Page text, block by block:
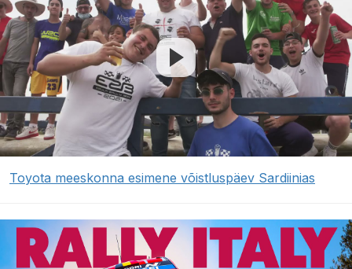
Toyota meeskonna esimene võistluspäev Sardiinias